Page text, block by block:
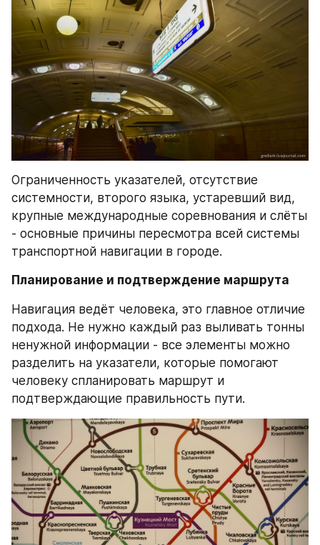
Ограниченность указателей, отсутствие
системности, второго языка, устаревший вид,
крупные международные соревнования и слёты
- основные причины пересмотра всей системы
транспортной навигации в городе.
Планирование и подтверждение маршрута
Навигация ведёт человека, это главное отличие
подхода. Не нужно каждый раз выливать тонны
ненужной информации - все элементы можно
разделить на указатели, которые помогают
человеку спланировать маршрут и
подтверждающие правильность пути.